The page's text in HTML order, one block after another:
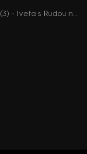
Vysněná krása (3) - Iveta s Rudou na botoxu